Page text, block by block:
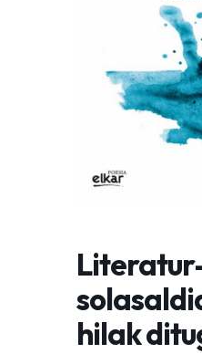
hilak